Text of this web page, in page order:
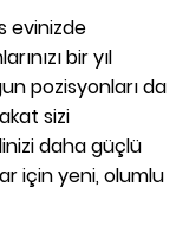
evinizde
bir yıl
pozisyonları da
sizi
daha güçlü
için yeni, olumlu